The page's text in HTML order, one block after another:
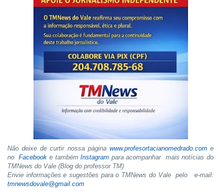
Não deixe de curtir nossa página www.profesortacianomedrado.come
noFacebook e tambémInstagram para acompanhar mais notícias do
TMNews do Vale (Blog do professor TM)
Envie informações e sugestões para o TMNews do Vale pelo e-mail:
tmnewsdovale@gmail.com